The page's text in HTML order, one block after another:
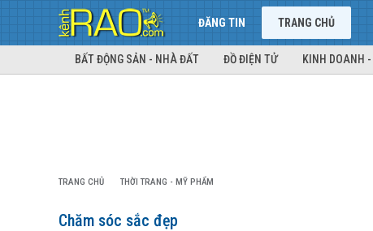
ĐĂNG TIN TRANG CHỦ
BẤT ĐỘNG SẢN - NHÀ ĐẤT ĐỒ ĐIỆN TỬ KINH DOANH
TRANG CHỦ THỜI TRANG - MỸ PHẨM
Chăm sóc sắc đẹp